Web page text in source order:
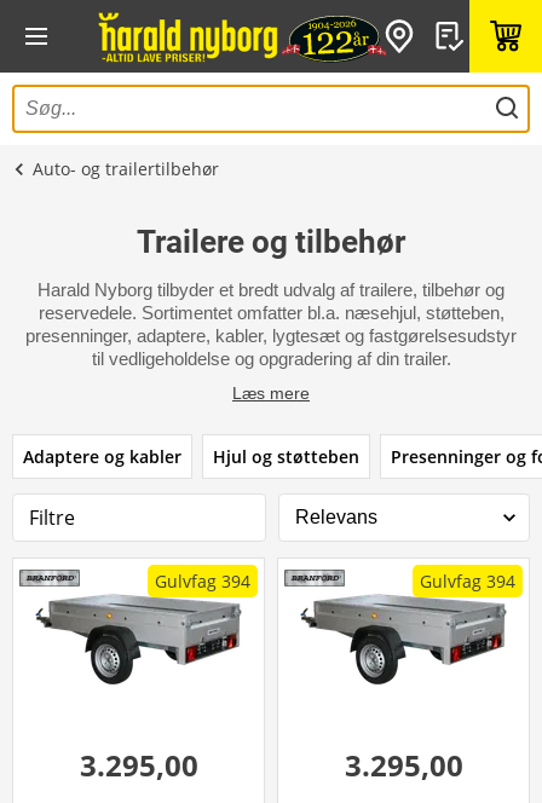
Auto- og trailertilbehør
Trailere og tilbehør
Harald Nyborg tilbyder et bredt udvalg af trailere, tilbehør og
reservedele. Sortimentet omfatter bl.a. næsehjul, støtteben,
presenninger, adaptere, kabler, lygtesæt og fastgørelsesudstyr
til vedligeholdelse og opgradering af din trailer.
Læs mere
Adaptere og kabler Hjul og støtteben Presenninger og
Filtre
Gulvfag 394
3.295,00
Gulvfag 394
3.295,00